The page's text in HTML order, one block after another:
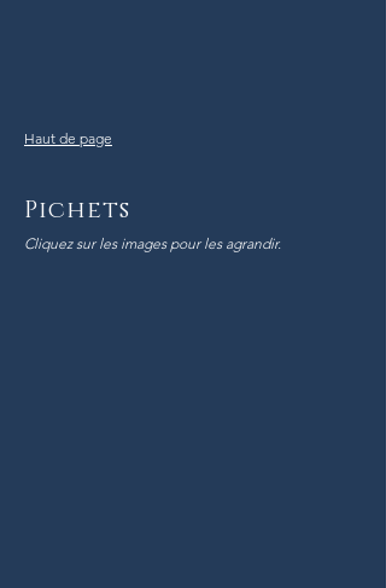
Haut de page
Pichets
Cliquez sur les images pour les agrandir.